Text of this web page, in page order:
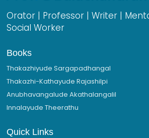
Orator | Professor | Writer |
Social Worker
Books
Thakazhiyude Sargapadhangal
Thakazhi-Kathayude Rajashilpi
Anubhavangalude Akathalangalil
Innalayude Theerathu
Quick Links